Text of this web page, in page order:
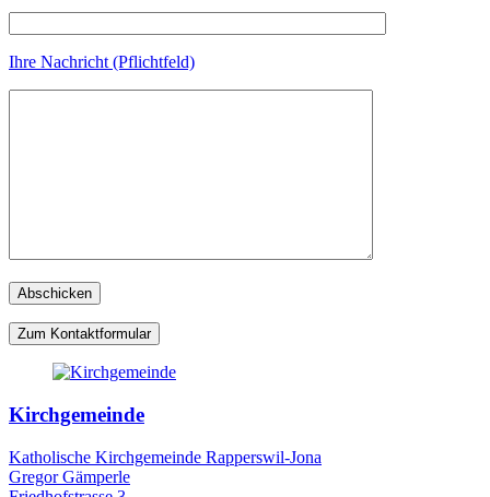
Ihre Nachricht (Pflichtfeld)
Zum Kontaktformular
Kirchgemeinde
Katholische Kirchgemeinde Rapperswil-Jona
Gregor Gämperle